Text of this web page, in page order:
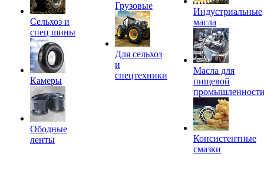
Сельхоз и
спец шины
Камеры
Ободные
ленты
Грузовые
Для сельхоз
и
спецтехники
Индустриальные
масла
Масла для
пищевой
Консистентные
смазки